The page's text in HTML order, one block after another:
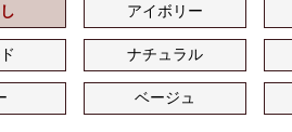
アイボリー
ナチュラル
ベージュ